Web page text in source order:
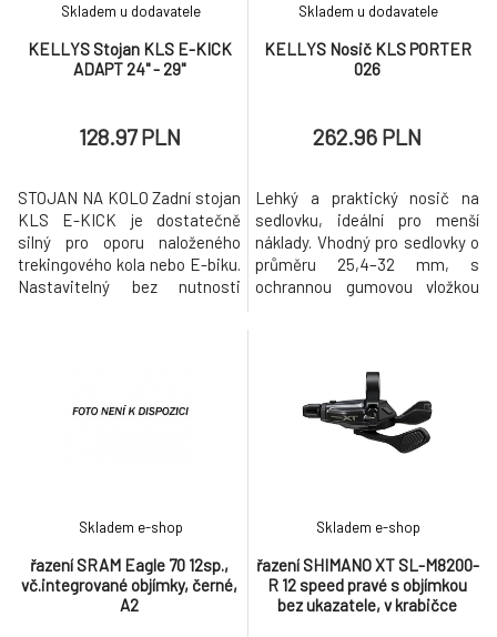
123.36 PLN
KELLYS Stojan KLS E-KICK
ADAPT 24" - 29"
Skladem u dodavatele
128.97 PLN
STOJAN NA KOLO Zadní stojan
KLS E-KICK je dostatečně
silný pro oporu naloženého
trekingového kola nebo E-biku.
Nastavitelný bez nutnosti
Maximální nosnost 25kg
KELLYS Nosič KLS PORTER
026
Skladem u dodavatele
262.96 PLN
Lehký a praktický nosič na
sedlovku, ideální pro menší
náklady. Vhodný pro sedlovky o
průměru 25,4–32 mm, s
ochrannou gumovou vložkou
trekingová kola (26"–29")
Uchycení: Sedlová trubka Ø
25,4–32 mm Max. nosnost: 10
kg Doplňky: Držák
řazení SRAM Eagle 70 12sp.,
vč.integrované objímky, černé,
A2
Skladem e-shop
řazení SHIMANO XT SL-M8200-
R 12 speed pravé s objímkou
bez ukazatele, v krabičce
Skladem e-shop